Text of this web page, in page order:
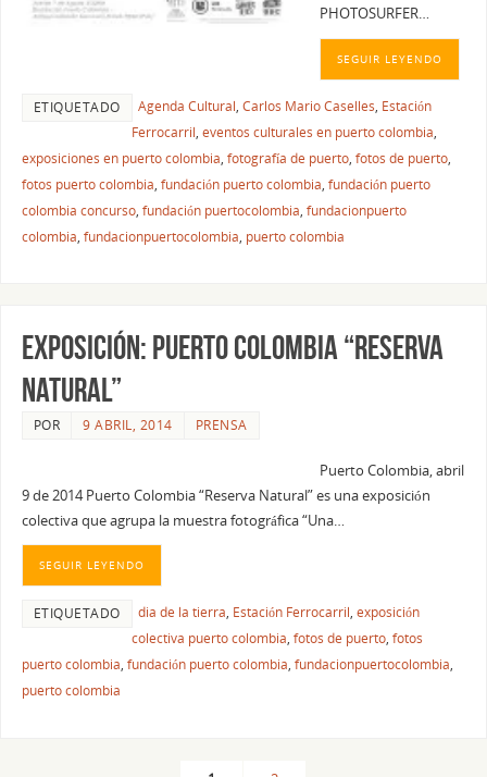
PHOTOSURFER…
SEGUIR LEYENDO
ETIQUETADO Agenda Cultural, Carlos Mario Caselles, Estación
Ferrocarril, eventos culturales en puerto colombia,
exposiciones en puerto colombia, fotografía de puerto, fotos de puerto,
fotos puerto colombia, fundación puerto colombia, fundación puerto
colombia concurso, fundación puertocolombia, fundacionpuerto
colombia, fundacionpuertocolombia, puerto colombia
EXPOSICIÓN: PUERTO COLOMBIA “RESERVA
NATURAL”
POR 9 ABRIL, 2014 PRENSA
Puerto Colombia, abril
9 de 2014 Puerto Colombia “Reserva Natural” es una exposición
colectiva que agrupa la muestra fotográfica “Una…
SEGUIR LEYENDO
ETIQUETADO dia de la tierra, Estación Ferrocarril, exposición
colectiva puerto colombia, fotos de puerto, fotos
puerto colombia, fundación puerto colombia, fundacionpuertocolombia,
puerto colombia